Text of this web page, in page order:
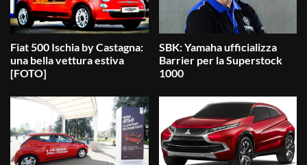
Fiat 500 Ischia by Castagna:
una bella vettura estiva
[FOTO]
SBK: Yamaha ufficializza
Barrier per la Superstock
1000